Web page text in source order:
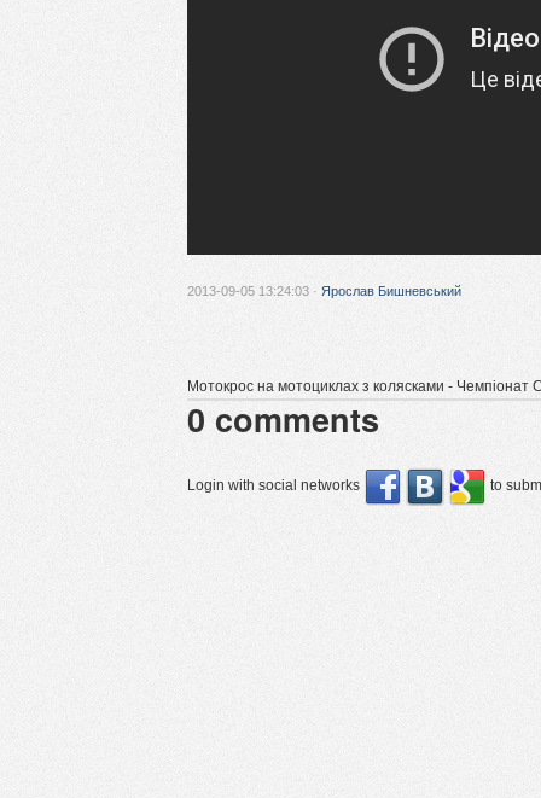
2013-09-05 13:24:03 · Ярослав Бишневський
Мотокрос на мотоциклах з колясками - Чемпіонат
0 comments
Login with social networks to